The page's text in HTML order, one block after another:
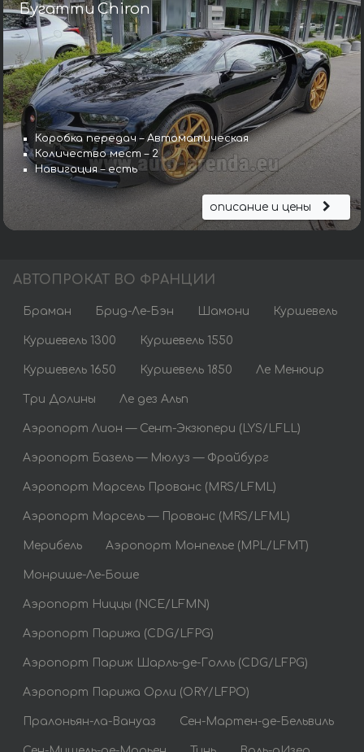
Бугатти Chiron
Коробка передач – Автоматическая
Количество мест – 2
Навигация – есть
описание и цены
АВТОПРОКАТ ВО ФРАНЦИИ
Браман Брид-Ле-Бэн Шамони Куршевель
Куршевель 1300 Куршевель 1550
Куршевель 1650 Куршевель 1850 Ле Менюир
Три Долины Ле дез Альп
Аэропорт Лион — Сент-Экзюпери (LYS/LFLL)
Аэропорт Базель — Мюлуз — Фрайбург
Аэропорт Марсель Прованс (MRS/LFML)
Аэропорт Марсель — Прованс (MRS/LFML)
Мерибель Аэропорт Монпелье (MPL/LFMT)
Монрише-Ле-Боше
Аэропорт Ниццы (NCE/LFMN)
Аэропорт Парижа (CDG/LFPG)
Аэропорт Париж Шарль-де-Голль (CDG/LFPG)
Аэропорт Парижа Орли (ORY/LFPO)
Пралоньян-ла-Вануаз Сен-Мартен-де-Бельвиль